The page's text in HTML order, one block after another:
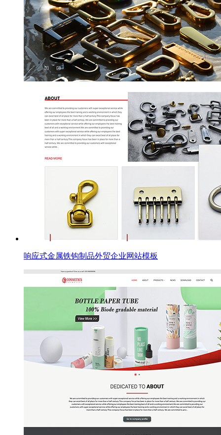
响应式金属铁钩制品外贸企业网站模板